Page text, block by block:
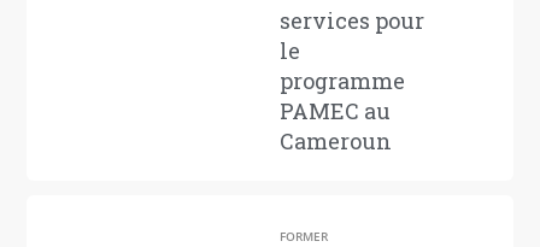
services pour
le
programme
PAMEC au
Cameroun
FORMER